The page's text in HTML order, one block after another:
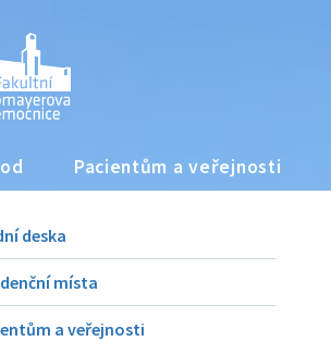
Pacientům a veřejnosti
deska
místa
a veřejnosti